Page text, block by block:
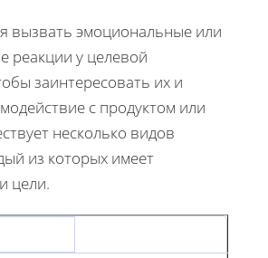
вызвать эмоциональные или
реакции у целевой
заинтересовать их и
с продуктом или
несколько видов
из которых имеет
цели.